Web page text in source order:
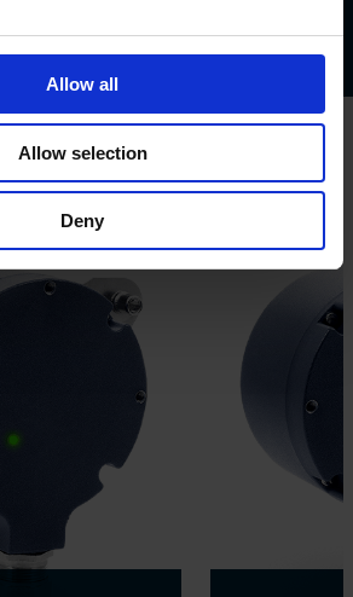
Allow all
Allow selection
Deny